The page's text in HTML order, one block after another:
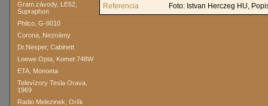
Gram.závody, LE62,
Supraphon
Philco, G-8010
Corona, Neznámy
Dr.Nesper, Cabinett
Loewe Opta, Komet 748W
ETA, Monoeta
Televízory Tesla Orava,
1969
Radio Melezinek, Orlík
Referencia
Foto: Istvan Herczeg HU,